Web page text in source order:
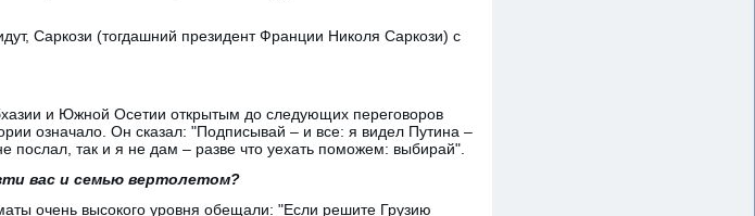
Саркози (тогдашний президент Франции Николя Саркози) с
и Южной Осетии открытым до следующих переговоров
означало. Он сказал: "Подписывай – и все: я видел Путина –
послал, так и я не дам – разве что уехать поможем: выбирай".
вас и семью вертолетом?
очень высокого уровня обещали: "Если решите Грузию